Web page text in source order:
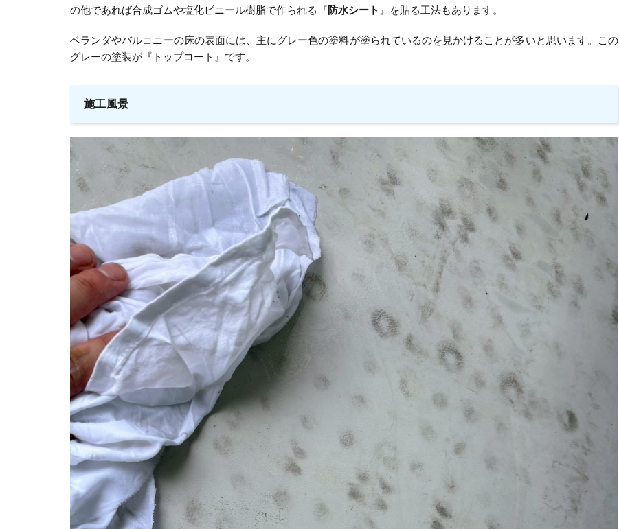
の他であれば合成ゴムや塩化ビニール樹脂で作られる『防水シート 』を貼る工法もあります。
ベランダやバルコニーの床の表面には、主にグレー色の塗料が塗られているのを見かけることが多いと思います。この
グレーの塗装が『トップコート』です。
施工風景